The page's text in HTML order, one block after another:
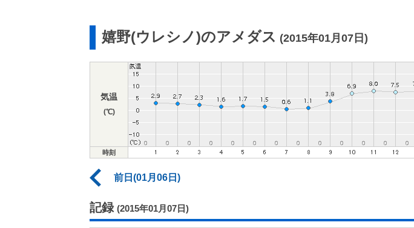
嬉野(ウレシノ)のアメダス (2015年01月07日)
気温
(℃)
時刻
前日(01月06日)
記録 (2015年01月07日)